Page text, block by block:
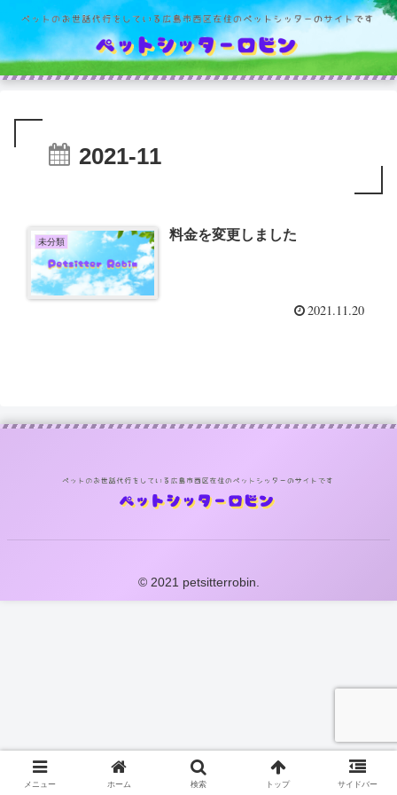
2021-11
未分類 料金を変更しました
2021.11.20
© 2021 petsitterrobin.
メニュー ホーム 検索 トップ サイドバー